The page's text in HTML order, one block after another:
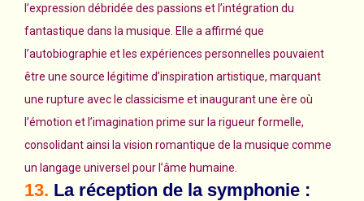
l’expression débridée des passions et l’intégration du
fantastique dans la musique. Elle a affirmé que
l’autobiographie et les expériences personnelles pouvaient
être une source légitime d’inspiration artistique, marquant
une rupture avec le classicisme et inaugurant une ère où
l’émotion et l’imagination prime sur la rigueur formelle,
consolidant ainsi la vision romantique de la musique comme
un langage universel pour l’âme humaine.
13. La réception de la symphonie :